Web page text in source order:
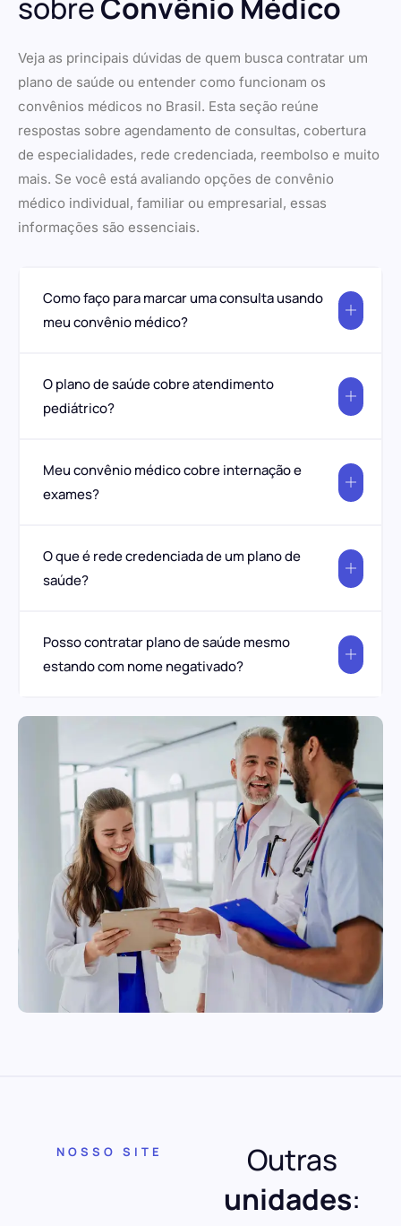
sobreConvênio Médico
Veja as principais dúvidas de quem busca contratar um
plano de saúde ou entender como funcionam os
convênios médicos no Brasil. Esta seção reúne
respostas sobre agendamento de consultas, cobertura
de especialidades, rede credenciada, reembolso e muito
mais. Se você está avaliando opções de convênio
médico individual, familiar ou empresarial, essas
informações são essenciais.
Como faço para marcar uma consulta usando
meu convênio médico?
O plano de saúde cobre atendimento
pediátrico?
Meu convênio médico cobre internação e
exames?
O que é rede credenciada de um plano de
saúde?
Posso contratar plano de saúde mesmo
estando com nome negativado?
NOSSO SITE
Outras
unidades: